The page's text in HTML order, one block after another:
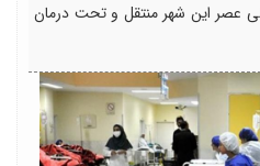
عصر این شهر منتقل و تحت درمان